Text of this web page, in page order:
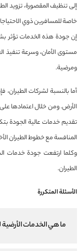
إلى تنظيف المقصورة، تزويد
خاصة للمسافرين ذوي
إن جودة هذه الخدمات تؤثر
مستوى الأمان، وسرعة تنفيذ
ومرضية.
أما بالنسبة لشركات الطيران،
الأرض. ومن خلال اعتمادها
تقديم خدمات عالية الجودة
المنافسة مع خطوط الطيران
وكلما ارتفعت جودة خدمات
الطيران.
الأسئلة المتكررة
ما هي الخدمات الأرضية